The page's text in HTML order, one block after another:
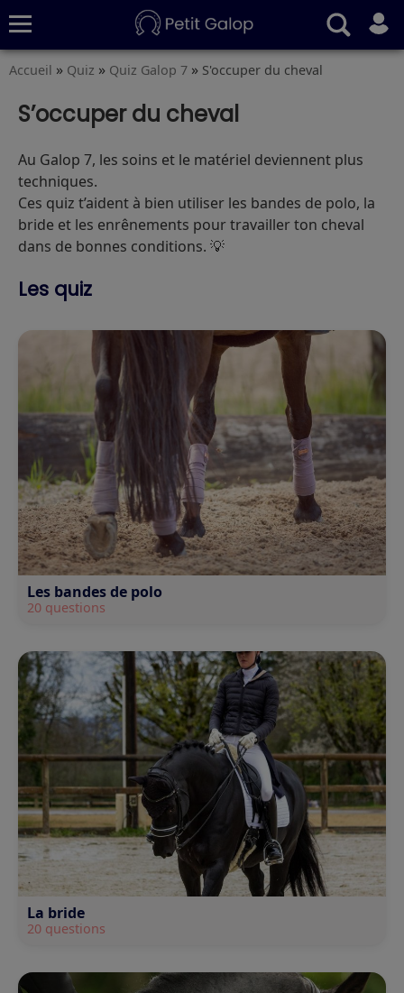
Quiz
Conseils
Fiches
S’abonner
Accueil » Quiz » Quiz Galop 7 » S'occuper du cheval
S’occuper du cheval
Au Galop 7, les soins et le matériel deviennent plus
techniques.
Ces quiz t’aident à bien utiliser les bandes de polo, la
bride et les enrênements pour travailler ton cheval
dans de bonnes conditions. 💡
Les quiz
Les bandes de polo
20 questions
La bride
20 questions